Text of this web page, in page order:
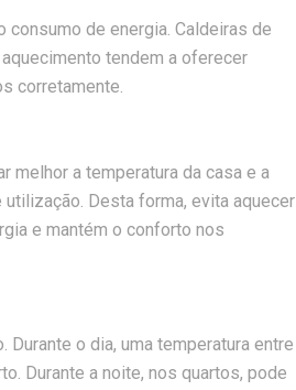
de energia. Caldeiras de
tendem a oferecer
corretamente.
melhor a temperatura da casa e a
Desta forma, evita aquecer
e mantém o conforto nos
o dia, uma temperatura entre
Durante a noite, nos quartos, pode